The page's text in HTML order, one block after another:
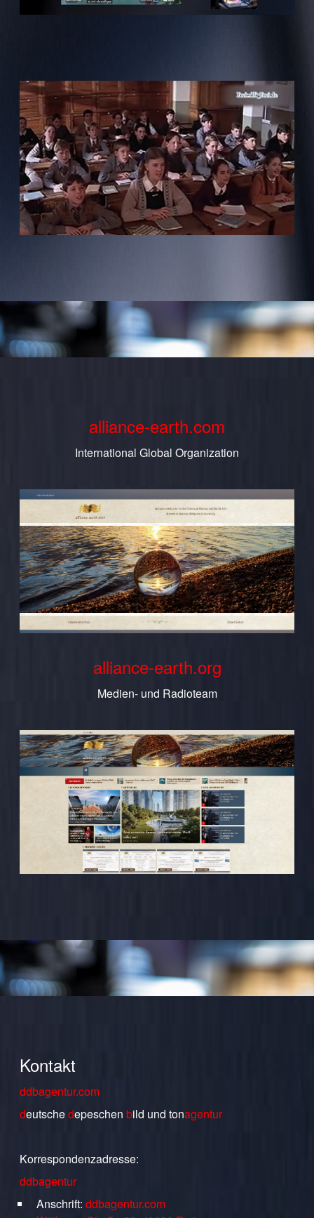
alliance-earth.com
International Global Organization
alliance-earth.org
Medien- und Radioteam
Kontakt
ddbagentur.com
deutschedepeschen bild undtonagentur
Korrespondenzadresse:
ddbagentur
Anschrift: ddbagentur.com